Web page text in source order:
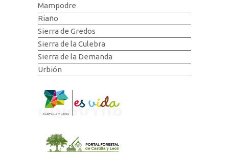
Mampodre
Riaño
Sierra de Gredos
Sierra de la Culebra
Sierra de la Demanda
Urbión